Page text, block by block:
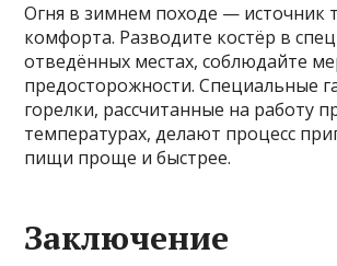
Огня в зимнем походе — источник
комфорта. Разводите костёр в
отведённых местах, соблюдайте
предосторожности. Специальные
горелки, рассчитанные на работу
температурах, делают процесс
пищи проще и быстрее.
Заключение